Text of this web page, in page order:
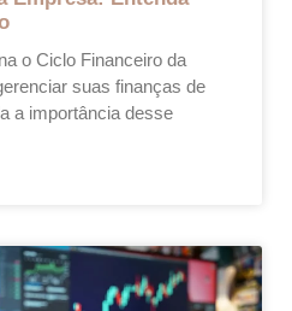
o Ciclo Financeiro da
suas finanças de
a importância desse